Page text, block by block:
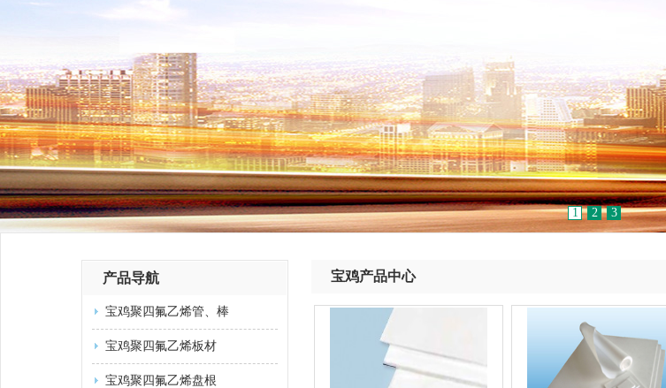
1 2 3
产品导航
宝鸡聚四氟乙烯管、棒
宝鸡聚四氟乙烯板材
宝鸡聚四氟乙烯盘根
宝鸡产品中心